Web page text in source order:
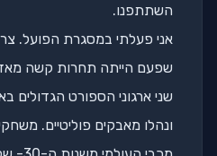
השתתפנו.
אני פעלתי במסגרת הפועל.
שפעם הייתה תחרות קשה מאד
שני ארגוני הספורט הגדולים
ונהלו מאבקים פוליטיים.